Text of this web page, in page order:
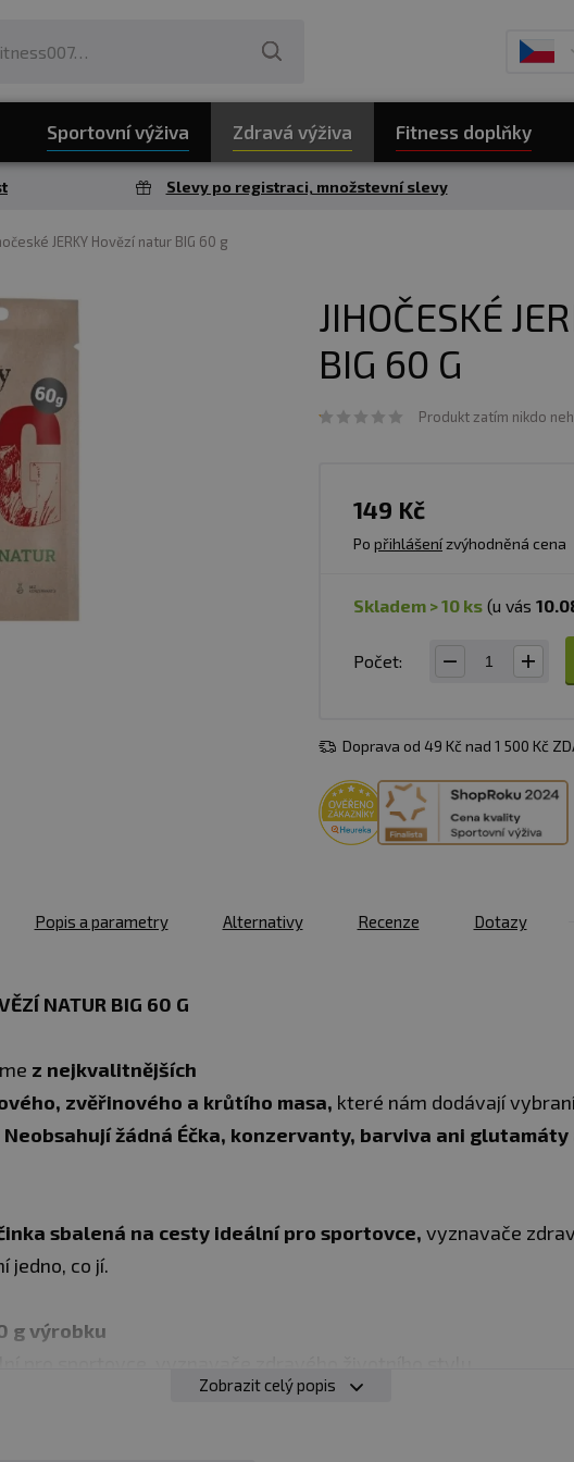
Sportovní výživa Zdravá výživa Fitness doplňky
Slevy po registraci, množstevní slevy
JERKY Hovězí natur BIG 60 g
JIHOČESKÉ
BIG 60 G
Produkt zatím nikdo
149 Kč
Po přihlášenízvýhodněná cena
skladem > 10 ks (u vás
Počet:
Doprava od 49 Kč nad 1 500 Kč
Popis a parametry Alternativy Recenze Dotazy
NATUR BIG 60 G
z nejkvalitnějších
zvěřinového a krůtího masa, které nám dodávají
Neobsahují žádná Éčka, konzervanty, barviva ani
sbalená na cesty ideální pro sportovce, vyznavače
jedno, co jí.
g výrobku
konzervanty, barviva ani glutamáty a jsou bezlepkové a bez
Zobrazit celý popis